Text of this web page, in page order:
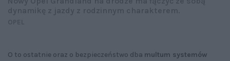
O to ostatnie oraz o bezpieczeństwo dba multum systemów